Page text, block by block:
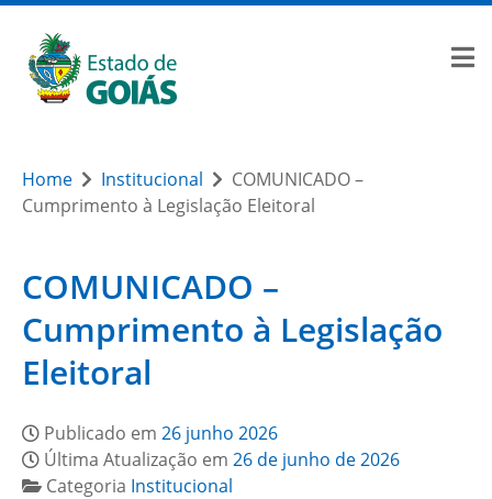
Home Institucional
COMUNICADO –
Cumprimento à Legislação Eleitoral
COMUNICADO –
Cumprimento à Legislação
Eleitoral
Publicado em 26 junho 2026
Última Atualização em 26 de junho de 2026
Categoria Institucional